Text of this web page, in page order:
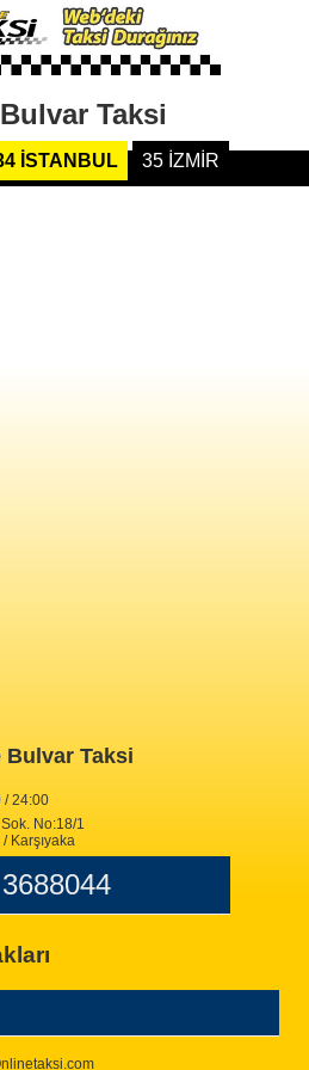
Taksi
İSTANBUL 35 İZMİR
Bulvar Taksi
/ 24:00
No:18/1
Karşıyaka